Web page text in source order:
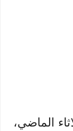
الماضي،